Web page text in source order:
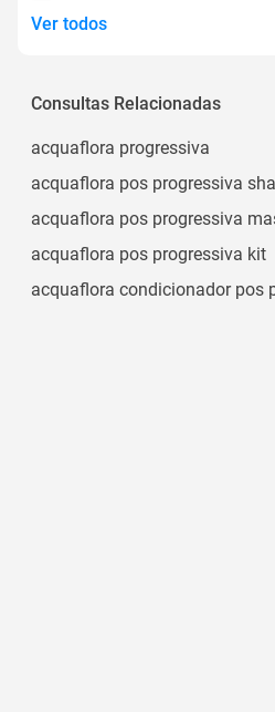
Ver todos
Consultas Relacionadas
acquaflora progressiva
acquaflora pos progressiva
acquaflora pos progressiva
acquaflora pos progressiva kit
acquaflora condicionador pos